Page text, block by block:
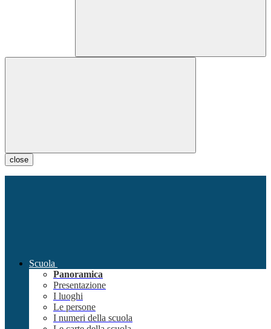
close
Scuola
Panoramica
Presentazione
I luoghi
Le persone
I numeri della scuola